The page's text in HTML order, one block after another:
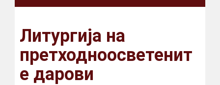
i
Литургија на
претходноосветенит
е дарови